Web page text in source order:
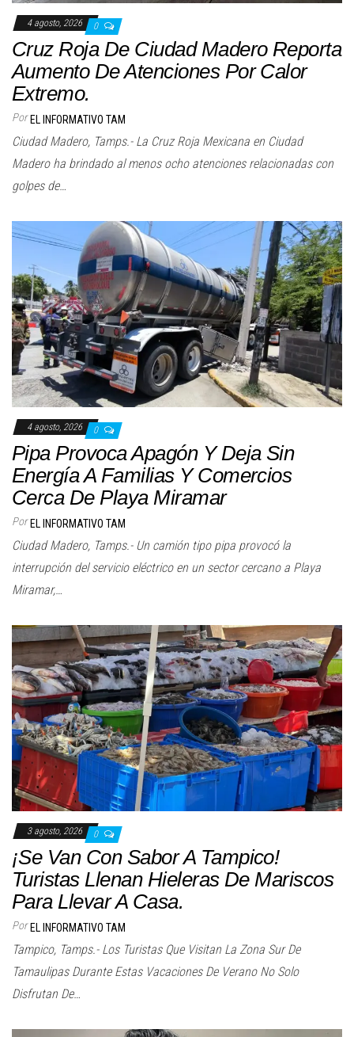
4 agosto, 2026 0
Cruz Roja De Ciudad Madero Reporta
Aumento De Atenciones Por Calor
Extremo.
Por EL INFORMATIVO TAM
Ciudad Madero, Tamps.- La Cruz Roja Mexicana en Ciudad
Madero ha brindado al menos ocho atenciones relacionadas con
golpes de…
4 agosto, 2026 0
Pipa Provoca Apagón Y Deja Sin
Energía A Familias Y Comercios
Cerca De Playa Miramar
Por EL INFORMATIVO TAM
Ciudad Madero, Tamps.- Un camión tipo pipa provocó la
interrupción del servicio eléctrico en un sector cercano a Playa
Miramar,…
3 agosto, 2026 0
¡Se Van Con Sabor A Tampico!
Turistas Llenan Hieleras De Mariscos
Para Llevar A Casa.
Por EL INFORMATIVO TAM
Tampico, Tamps.- Los Turistas Que Visitan La Zona Sur De
Tamaulipas Durante Estas Vacaciones De Verano No Solo
Disfrutan De…